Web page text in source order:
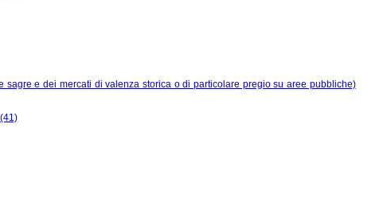
e dei mercati di valenza storica o di particolare pregio su aree pubbliche)